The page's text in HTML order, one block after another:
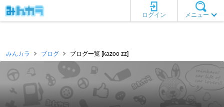
メニュー
ログイン
みんカラ ブログ ブログ一覧 [kazoo zz]